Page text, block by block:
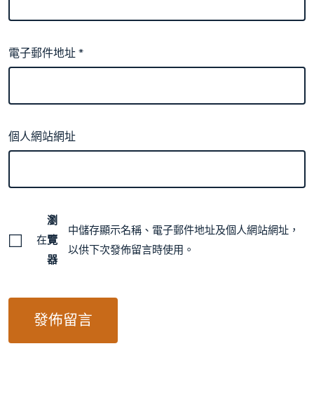
電子郵件地址*
個人網站網址
在
瀏
覽
器
中儲存顯示名稱、電子郵件地址及個人網站網址，
以供下次發佈留言時使用。